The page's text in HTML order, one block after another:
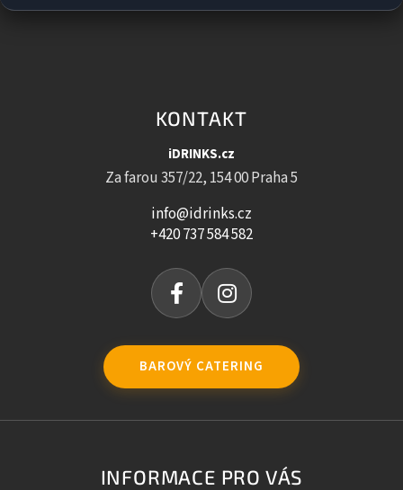
KONTAKT
iDRINKS.cz
Za farou 357/22, 154 00 Praha 5
info@idrinks.cz
+420 737 584 582
BAROVÝ CATERING
INFORMACE PRO VÁS